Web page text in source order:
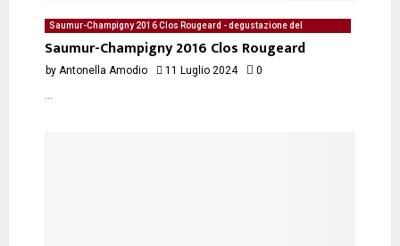
Saumur-Champigny 2016 Clos Rougeard - degustazione del
Saumur-Champigny 2016 Clos Rougeard
by Antonella Amodio 11 Luglio 2024 0